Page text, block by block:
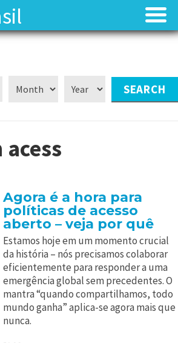
Contato
frequentes (FAQ)
Contato
frequentes (FAQ)
acess
Agora é a hora para
políticas de acesso
aberto – veja por quê
Estamos hoje em um momento crucial
da história – nós precisamos colaborar
eficientemente para responder a uma
emergência global sem precedentes. O
mantra “quando compartilhamos, todo
mundo ganha” aplica-se agora mais que
nunca.